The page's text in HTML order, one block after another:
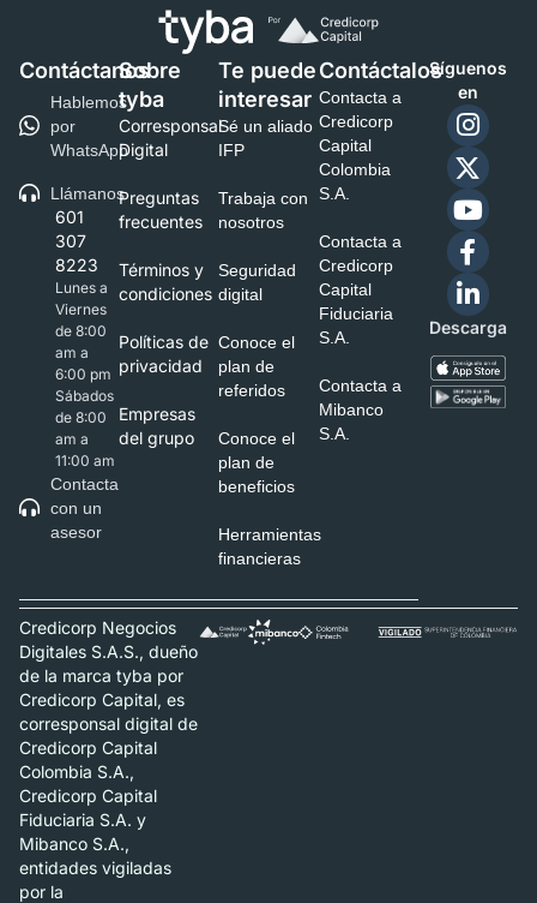
Contáctanos
Hablemos
por
WhatsApp
Llámanos
601
307
8223
Lunes a
Viernes
de 8:00
am a
6:00 pm
Sábados
de 8:00
am a
11:00 am
Contacta
con un
asesor
Sobre
tyba
Corresponsal
Digital
Preguntas
frecuentes
Términos y
condiciones
Políticas de
privacidad
Empresas
del grupo
Te puede
interesar
Sé un aliado
IFP
Trabaja con
nosotros
Seguridad
digital
Conoce el
plan de
referidos
Conoce el
plan de
beneficios
Herramientas
financieras
Contáctalos
Contacta a
Credicorp
Capital
Colombia
S.A.
Contacta a
Credicorp
Capital
Fiduciaria
S.A.
Contacta a
Mibanco
S.A.
Síguenos
en
Descarga
Credicorp Negocios
Digitales S.A.S., dueño
de la marca tyba por
Credicorp Capital, es
corresponsal digital de
Credicorp Capital
Colombia S.A.,
Credicorp Capital
Fiduciaria S.A. y
Mibanco S.A.,
entidades vigiladas
por la